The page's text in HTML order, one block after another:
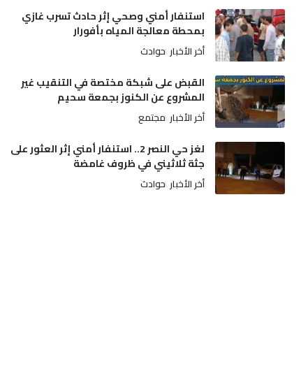
استنفار أمني وصحي إثر حادث تسرب غازي
بمحطة معالجة المياه بأفورار
أخر الأخبار حوادث
القبض على شبكة مختصة في التنقيب غير
المشروع عن الكنوز بجمعة سحيم
أخر الأخبار مجتمع
لغز حي النصر 2.. استنفار أمني إثر العثور على
جثة ثلاثيني في ظروف غامضة
أخر الأخبار حوادث